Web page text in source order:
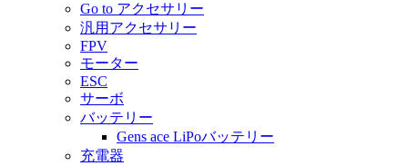
Go to アクセサリー
汎用アクセサリー
FPV
モーター
ESC
サーボ
バッテリー
Gens ace LiPoバッテリー
充電器